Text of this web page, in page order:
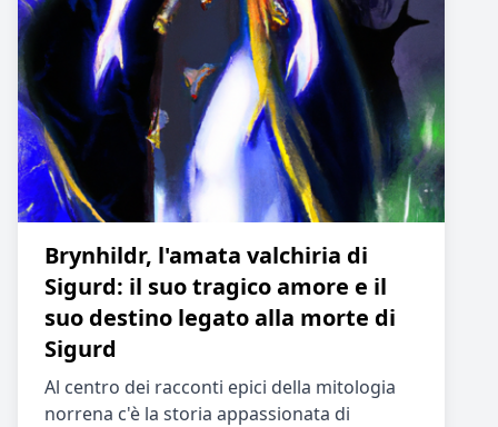
Brynhildr, l'amata valchiria di
Sigurd: il suo tragico amore e il
suo destino legato alla morte di
Sigurd
Al centro dei racconti epici della mitologia
norrena c'è la storia appassionata di